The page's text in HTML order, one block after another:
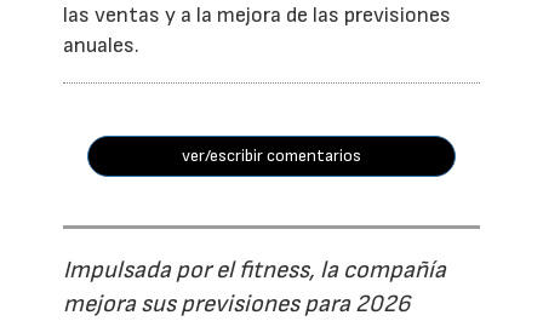
las ventas y a la mejora de las previsiones
anuales.
ver/escribir comentarios
Impulsada por el fitness, la compañía
mejora sus previsiones para 2026